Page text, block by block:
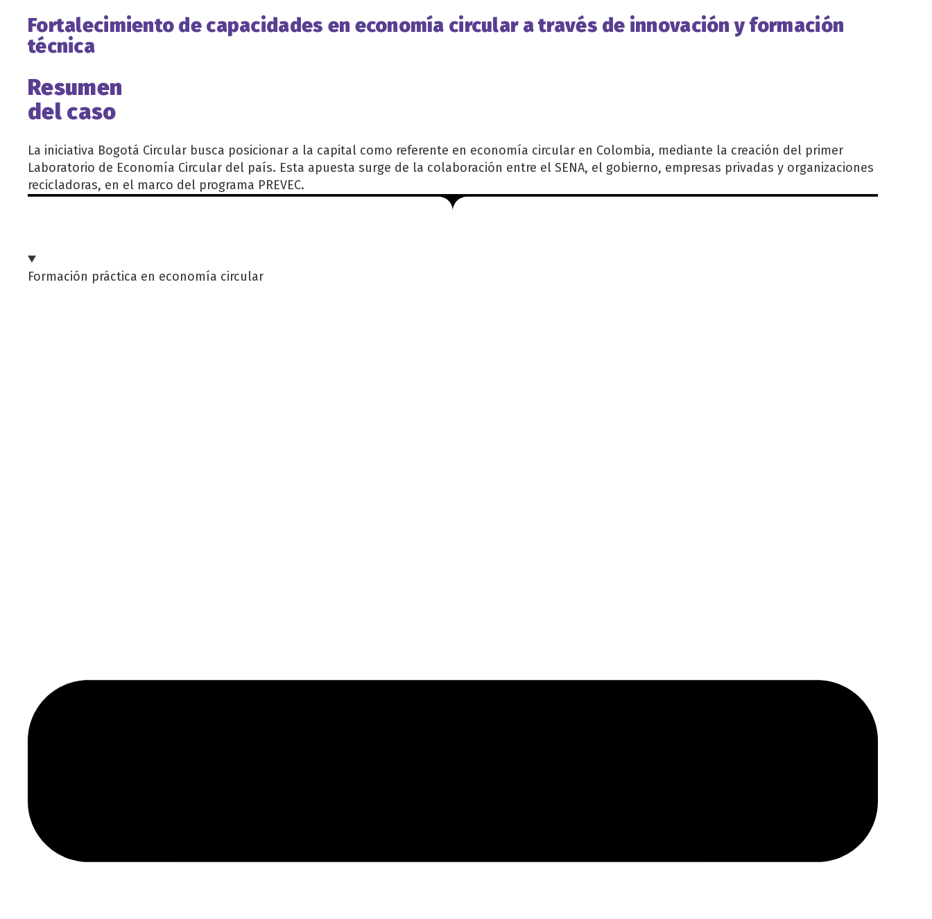
Fortalecimiento de capacidades en economía circular a través de innovación y formación
técnica
Resumen
del caso
La iniciativa Bogotá Circular busca posicionar a la capital como referente en economía circular en Colombia, mediante la creación del primer
Laboratorio de Economía Circular del país. Esta apuesta surge de la colaboración entre el SENA, el gobierno, empresas privadas y organizaciones
recicladoras, en el marco del programa PREVEC.
Formación práctica en economía circular